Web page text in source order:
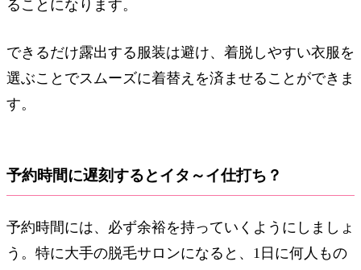
ることになります。
できるだけ露出する服装は避け、着脱しやすい衣服を
選ぶことでスムーズに着替えを済ませることができま
す。
予約時間に遅刻するとイタ～イ仕打ち？
予約時間には、必ず余裕を持っていくようにしましょ
う。特に大手の脱毛サロンになると、1日に何人もの